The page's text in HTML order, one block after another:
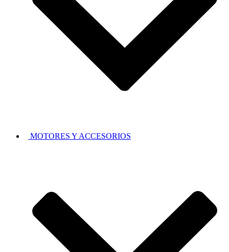
MOTORES Y ACCESORIOS